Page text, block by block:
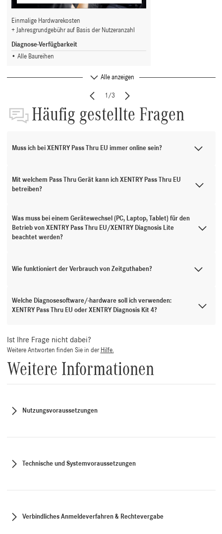
Einmalige Hardwarekosten
Jahresgrundgebühr auf Basis der Nutzeranzahl
Diagnose-Verfügbarkeit
Alle Baureihen
Alle anzeigen
1/3
Häufig gestellte Fragen
Muss ich bei XENTRY Pass Thru EU immer online sein?
Mit welchem Pass Thru Gerät kann ich XENTRY Pass Thru EU
betreiben?
Was muss bei einem Gerätewechsel (PC, Laptop, Tablet) für den
Betrieb von XENTRY Pass Thru EU/XENTRY Diagnosis Lite
beachtet werden?
Wie funktioniert der Verbrauch von Zeitguthaben?
Welche Diagnosesoftware/-hardware soll ich verwenden:
XENTRY Pass Thru EU oder XENTRY Diagnosis Kit 4?
Ist Ihre Frage nicht dabei?
Weitere Antworten finden Sie in der Hilfe.
Weitere Informationen
Nutzungsvoraussetzungen
Technische und Systemvoraussetzungen
Verbindliches Anmeldeverfahren & Rechtevergabe